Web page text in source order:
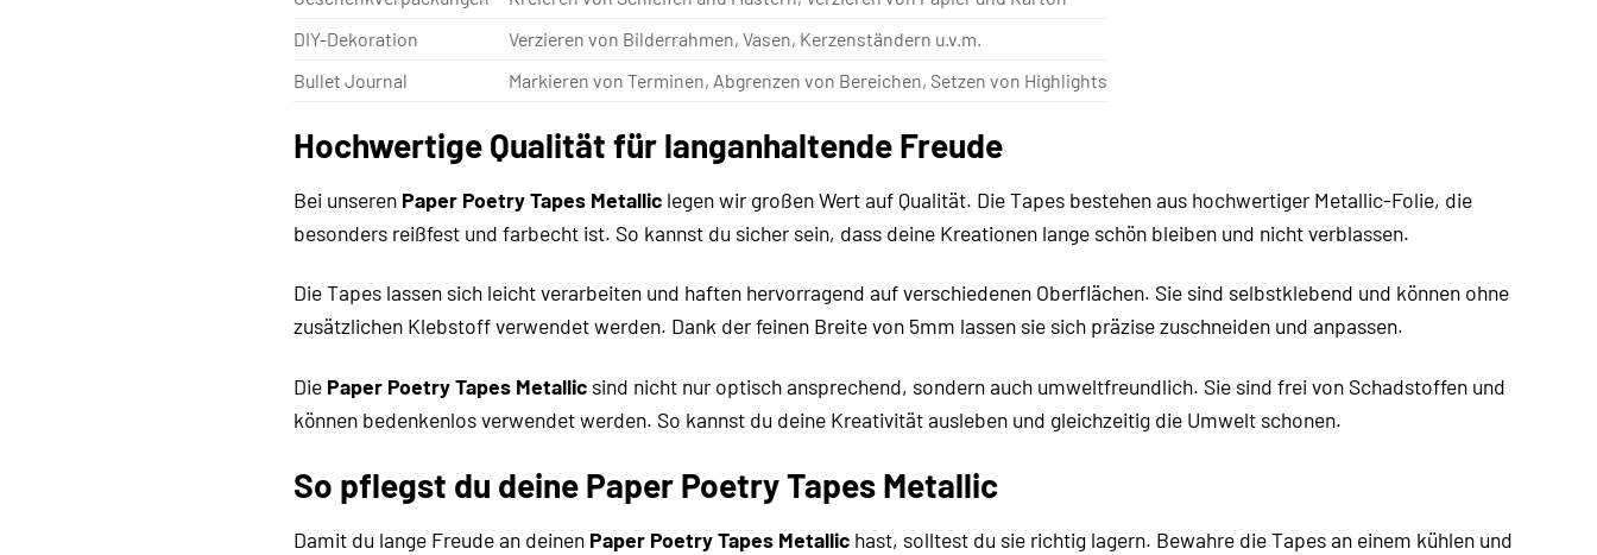
DIY-Dekoration
Verzieren von Bilderrahmen, Vasen, Kerzenständern u.v.m.
Bullet Journal
Markieren von Terminen, Abgrenzen von Bereichen, Setzen von Highlights
Hochwertige Qualität für langanhaltende Freude
Bei unseren Paper Poetry Tapes Metallic legen wir großen Wert auf Qualität. Die Tapes bestehen aus hochwertiger Metallic-Folie, die
besonders reißfest und farbecht ist. So kannst du sicher sein, dass deine Kreationen lange schön bleiben und nicht verblassen.
Die Tapes lassen sich leicht verarbeiten und haften hervorragend auf verschiedenen Oberflächen. Sie sind selbstklebend und können ohne
zusätzlichen Klebstoff verwendet werden. Dank der feinen Breite von 5mm lassen sie sich präzise zuschneiden und anpassen.
Die Paper Poetry Tapes Metallic sind nicht nur optisch ansprechend, sondern auch umweltfreundlich. Sie sind frei von Schadstoffen und
können bedenkenlos verwendet werden. So kannst du deine Kreativität ausleben und gleichzeitig die Umwelt schonen.
So pflegst du deine Paper Poetry Tapes Metallic
Damit du lange Freude an deinen Paper Poetry Tapes Metallic hast, solltest du sie richtig lagern. Bewahre die Tapes an einem kühlen und